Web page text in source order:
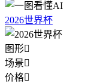
2026世界杯
图形
场景
价格